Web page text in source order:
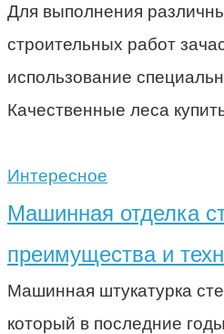
Для выполнения
строительных работ
использование
Качественные леса
Интересное
Машинная отделка
преимущества и
Машинная штукатурка
который в последние